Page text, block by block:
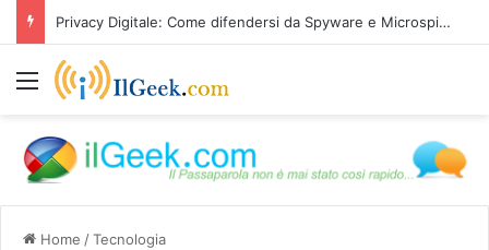
Privacy Digitale: Come difendersi da Spyware e Microspie di Nuova Generazione
Menu
Home /Tecnologia